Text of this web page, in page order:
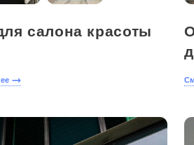
салона красоты